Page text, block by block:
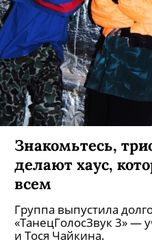
Знакомьтесь,
делают хаус,
всем
Группа выпустила
«ТанецГолосЗвук 3» —
и Тося Чайкина.